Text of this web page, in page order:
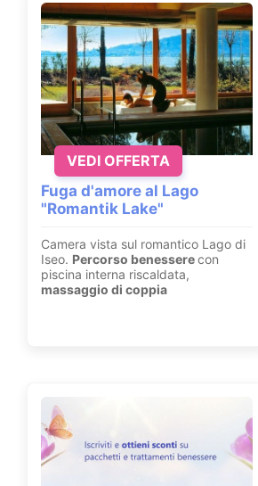
Fuga d'amore al Lago
"Romantik Lake"
Camera vista sul romantico Lago di
Iseo. Percorso benesserecon
piscina interna riscaldata,
massaggio di coppia
VEDI OFFERTA